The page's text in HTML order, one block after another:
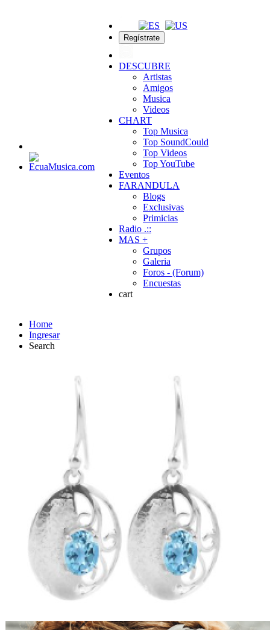
Regístrate
DESCUBRE
Artistas
Amigos
Musica
Videos
CHART
Top Musica
Top SoundCould
Top Videos
Top YouTube
Eventos
FARANDULA
Blogs
Exclusivas
Primicias
Radio .::
MAS +
Grupos
Galeria
Foros - (Forum)
Encuestas
cart
Home
Ingresar
Search